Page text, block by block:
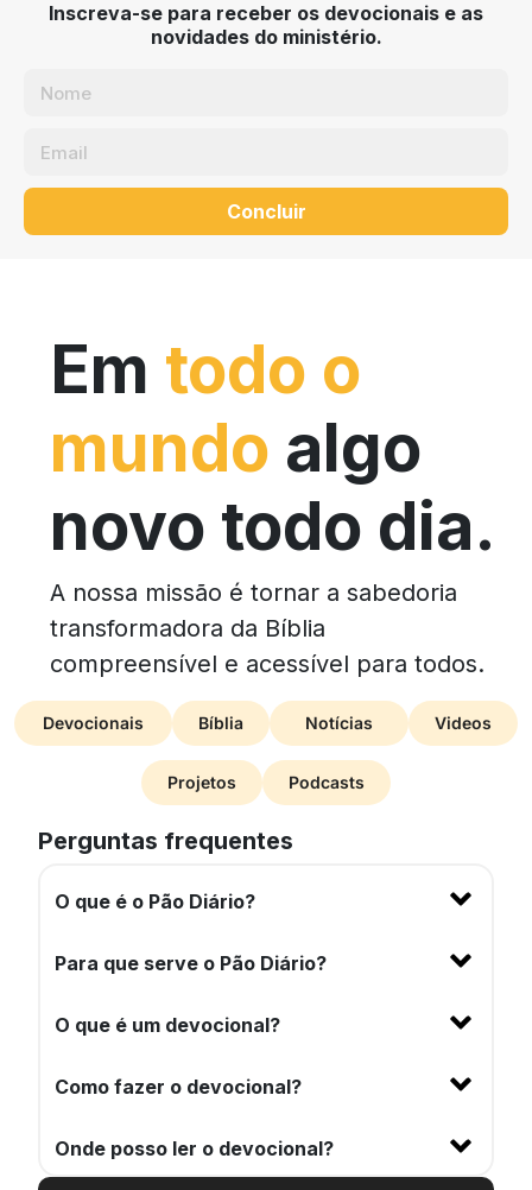
Inscreva-se para receber os devocionais e as
novidades do ministério.
Concluir
Em todo o
mundo algo
novo todo dia.
A nossa missão é tornar a sabedoria
transformadora da Bíblia
compreensível e acessível para todos.
Devocionais Bíblia Notícias Videos
Projetos Podcasts
Perguntas frequentes
O que é o Pão Diário?
Para que serve o Pão Diário?
O que é um devocional?
Como fazer o devocional?
Onde posso ler o devocional?